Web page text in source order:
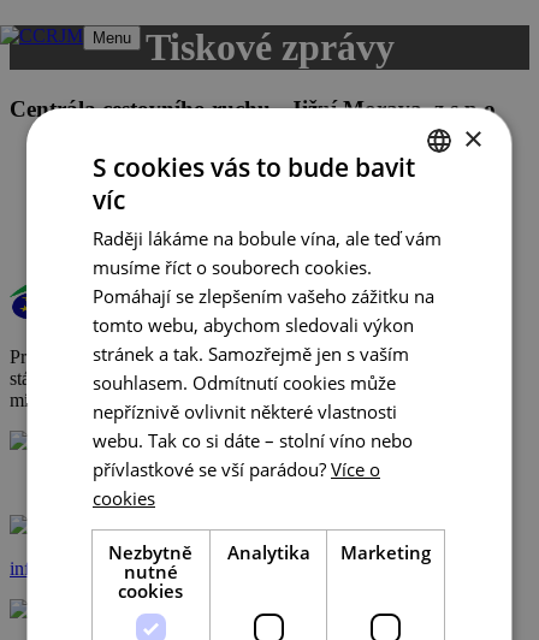
Přeskočit
Menu Tiskové zprávy
Centrála cestovního ruchu - Jižní Morava, z.s.p.o
Veřejné zakázky
GDPR
Cookies
Provoz a činnost DMO byly podpořeny za přispění prostředků
státního rozpočtu České republiky z programu Ministerstva pro
místní rozvoj.
+420 602 162 829
info@ccrjm.cz
ENGLISH
×
S cookies vás to bude bavit
víc
Raději lákáme na bobule vína, ale teď vám
musíme říct o souborech cookies.
Pomáhají se zlepšením vašeho zážitku na
tomto webu, abychom sledovali výkon
stránek a tak. Samozřejmě jen s vaším
souhlasem. Odmítnutí cookies může
nepříznivě ovlivnit některé vlastnosti
webu. Tak co si dáte – stolní víno nebo
přívlastkové se vší parádou? Více o
cookies
Nezbytně
nutné
cookies
Analytika Marketing